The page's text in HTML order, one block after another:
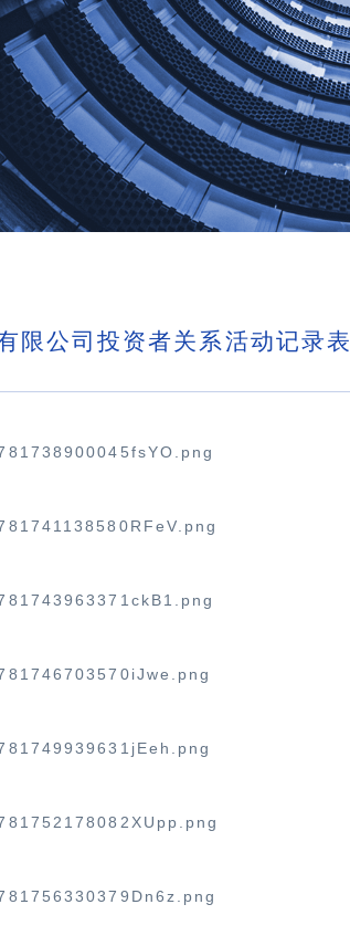
限公司投资者关系活动记录表